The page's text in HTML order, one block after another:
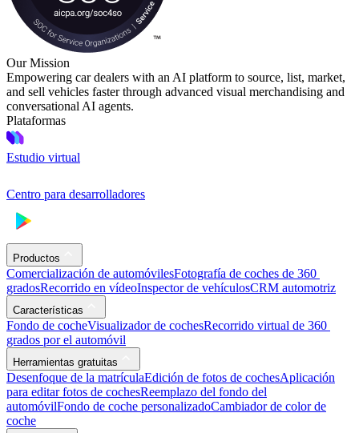
Our Mission
Empowering car dealers with an AI platform to source, list, market,
and sell vehicles faster through advanced visual merchandising and
conversational AI agents.
Plataformas
Estudio virtual
Centro para desarrolladores
Productos
Comercialización de automóvilesFotografía de coches de 360 ​​
gradosRecorrido en vídeoInspector de vehículosCRM automotriz
Características
Fondo de cocheVisualizador de cochesRecorrido virtual de 360 ​​
grados por el automóvil
Herramientas gratuitas
Desenfoque de la matrículaEdición de fotos de cochesAplicación
para editar fotos de cochesReemplazo del fondo del
automóvilFondo de coche personalizadoCambiador de color de
coche